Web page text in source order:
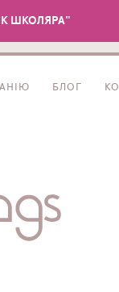
ШКОЛЯРА"
БЛОГ